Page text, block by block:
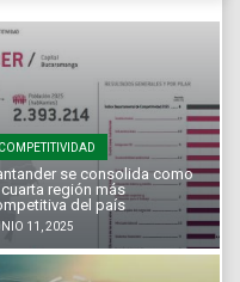
COMPETITIVIDAD
se consolida como
región más
del país
11, 2025